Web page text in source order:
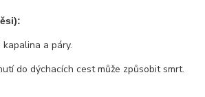
a páry.
do dýchacích cest může způsobit smrt.